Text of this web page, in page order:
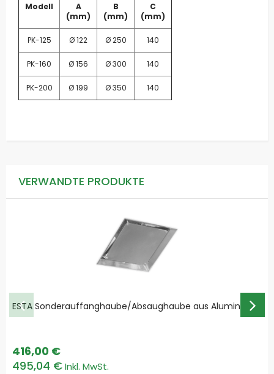
Modell
A
(mm)
B
(mm)
C
(mm)
PK-125 Ø 122 Ø 250 140
PK-160 Ø 156 Ø 300 140
PK-200 Ø 199 Ø 350 140
VERWANDTE PRODUKTE
ESTA Sonderauffanghaube/Absaughaube aus Aluminium
495,04 €
416,00 €